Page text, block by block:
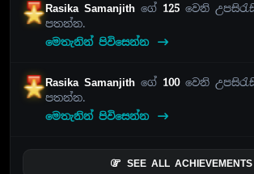
Rasika Samanjithගේ 125 වෙනි
පතන්න.
මෙතැනින් පිවිසෙන්න
Rasika Samanjithගේ 100වෙනි
පතන්න.
මෙතැනින් පිවිසෙන්න
SEE ALL ACHIEVEMENTS